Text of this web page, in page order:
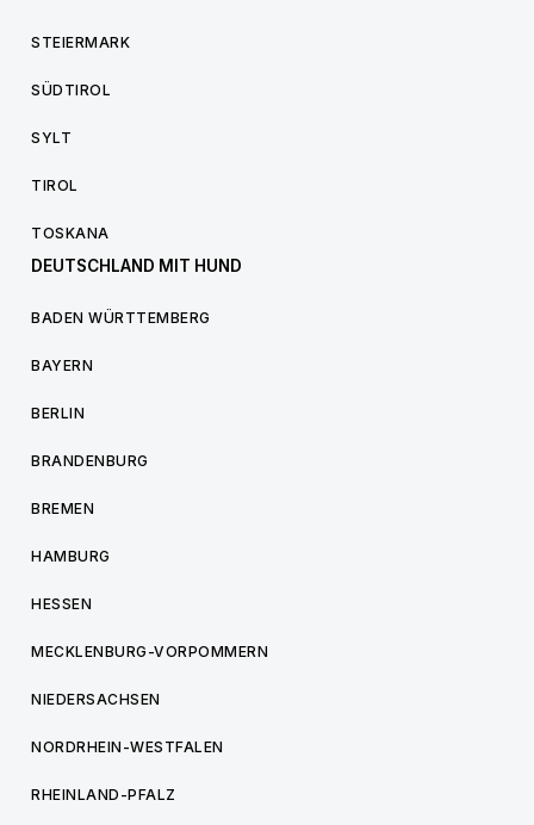
STEIERMARK
SÜDTIROL
SYLT
TIROL
TOSKANA
DEUTSCHLAND MIT HUND
BADEN WÜRTTEMBERG
BAYERN
BERLIN
BRANDENBURG
BREMEN
HAMBURG
HESSEN
MECKLENBURG-VORPOMMERN
NIEDERSACHSEN
NORDRHEIN-WESTFALEN
RHEINLAND-PFALZ